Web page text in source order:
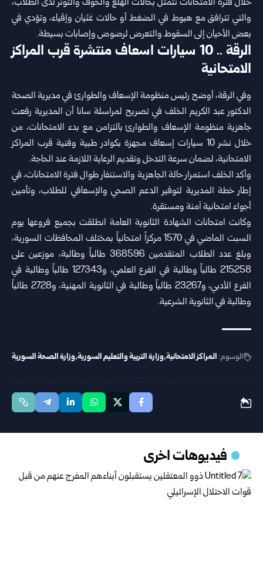
خلال فترة الامتحانات تتمثل بحالات الهلع والخوف والتوتر لدى الطلاب،
والتي تترافق مع هبوط في الضغط أو حالات غثيان وإقياء، وتؤدي في
بعض الأحيان إلى السقوط والتعرض لرضوض وإصابات بسيطة.
الرقة .. 10 سيارات اسعاف منتشرة قرب المراكز
الامتحانية
وفيالرقة، أوضح رئيس منظومة الإسعاف والطوارئ في مديرية الصحة
الدكتور عبد الكريم الخلف في تصريح لمراسلة سانا أن المديرية رفعت
جاهزية منظومة الإسعاف والطوارئ بالتزامن مع بدء الامتحانات، من
خلال نشر 10 سيارات إسعاف مجهزة بكوادر طبية وفنية قرب المراكز
الامتحانية، لضمان سرعة التدخل وتقديم الرعاية اللازمة عند الحاجة.
وأكد الخلف استمرار حالة الجاهزية والاستنفار طوال فترة الامتحانات، في
إطار خطة المديرية لتوفير الدعم الصحي والإسعافي للطلاب، وتأمين
أجواء امتحانية آمنة ومستقرة.
وكانت امتحانات الشهادة الثانوية العامة انطلقت بجميع فروعها يوم
السبت الماضي في 1570 مركزاً امتحانياً بمختلف المحافظات السورية‎،
وبلغ ‏عدد الطلاب ‏المتقدمين 368596 طالباً وطالبة، موزعين على
‌‏215258 ‏طالباً وطالبة في الفرع العلمي، و127343 طالباً ‏وطالبة في
‏الفرع الأدبي، و‏23267 طالباً وطالبة في الثانوية ‏المهنية، و2728 طالباً
‏وطالبة في الثانوية الشرعية‎.‎
الوسوم: المراكز الامتحانية وزارة التربية والتعليم السورية وزارة الصحة السورية
فيديوهات اخرى